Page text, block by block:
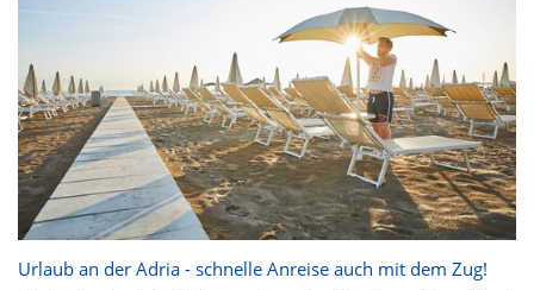
Urlaub an der Adria - schnelle Anreise auch mit dem Zug!